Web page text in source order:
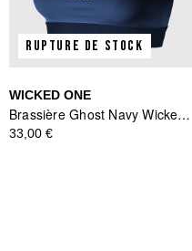
RUPTURE DE STOCK
WICKED ONE
Brassière Ghost Navy Wicked One
33,00 €